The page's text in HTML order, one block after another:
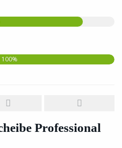
100%
Professional